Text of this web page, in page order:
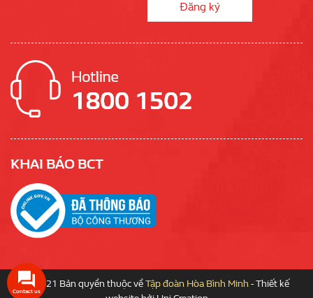
KHAI BÁO BCT
© 2021 Bản quyền thuộc vềTập đoàn Hòa Bình Minh-Thiết kế
Contact us